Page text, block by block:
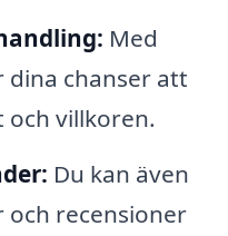
Med
chanser att
villkoren.
Du kan även
och recensioner